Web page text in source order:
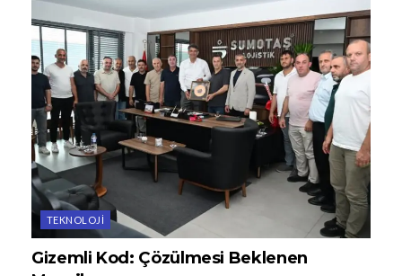
TEKNOLOJI
Gizemli Kod: Çözülmesi Beklenen